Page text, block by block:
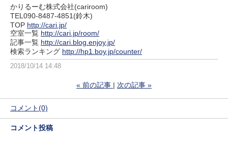
かりるーむ株式会社(cariroom)
TEL090-8487-4851(鈴木)
TOP http://cari.jp/
空室一覧 http://cari.jp/room/
記事一覧 http://cari.blog.enjoy.jp/
検索ランキング http://hp1.boy.jp/counter/
2018/10/14 14:48
« 前の記事 次の記事 »
コメント(0)
コメント投稿